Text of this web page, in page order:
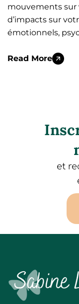
mouvements
d’impacts sur
émotionnels,
Read More
et